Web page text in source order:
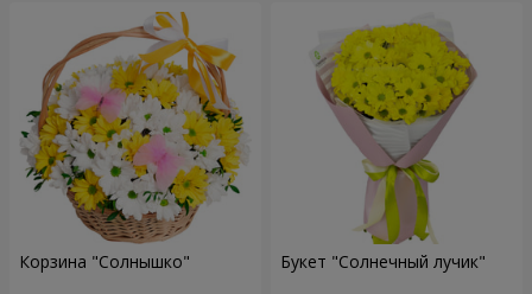
Корзина "Солнышко" Букет "Солнечный лучик"